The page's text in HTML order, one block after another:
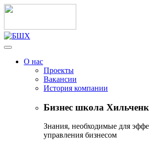
О нас
Проекты
Вакансии
История компании
Бизнес школа
Знания, необходимые для
управления бизнесом